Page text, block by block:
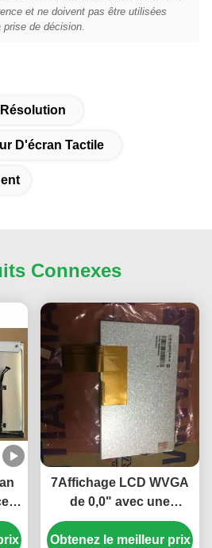
et ne doivent pas être utilisées
de décision.
D'écran Tactile
Connexes
7Affichage LCD WVGA
de 0,0" avec une
résolution de 800×480
et une luminosité de 350
Obtenez le meilleur prix